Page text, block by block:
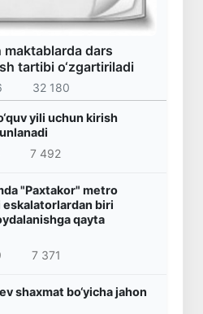
maktablarda dars
tartibi o‘zgartiriladi
32 180
yili uchun kirish
7 492
"Paxtakor" metro
eskalatorlardan biri
qayta
7 371
shaxmat bo‘yicha jahon